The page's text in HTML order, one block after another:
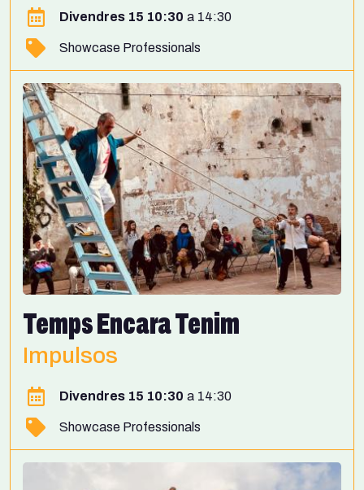
Divendres 15 10:30 14:30
Showcase Professionals
Temps Encara Tenim
Impulsos
Divendres 15 10:30 14:30
Showcase Professionals